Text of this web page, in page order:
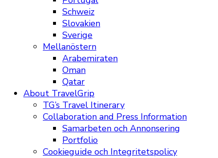
Schweiz
Slovakien
Sverige
Mellanöstern
Arabemiraten
Oman
Qatar
About TravelGrip
TG’s Travel Itinerary
Collaboration and Press Information
Samarbeten och Annonsering
Portfolio
Cookieguide och Integritetspolicy